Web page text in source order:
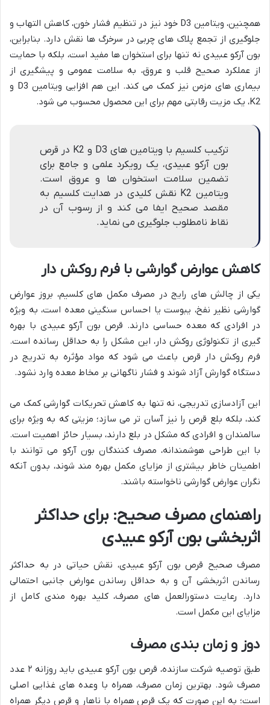
همچنین، ویتامین D3 خود نیز در تنظیم فشار خون، کاهش التهاب و
جلوگیری از تجمع پلاک های چربی در سرخرگ ها نقش دارد. بنابراین،
بون آرکو عبیدی نه تنها برای استخوان ها مفید است، بلکه با حمایت
از عملکرد صحیح قلب و عروق، به سلامت عمومی و پیشگیری از
بیماری های مزمن نیز کمک می کند. این هم افزایی ویتامین D3 و
K2، یک مزیت رقابتی مهم برای این محصول محسوب می شود.
ترکیب کلسیم با ویتامین های D3 و K2 در قرص
بون آرکو عبیدی، یک رویکرد علمی و جامع برای
تضمین سلامت استخوان ها و عروق است.
ویتامین K2 نقش کلیدی در هدایت کلسیم به
مقصد صحیح ایفا می کند و از رسوب آن در
نقاط نامطلوب جلوگیری می نماید.
کاهش عوارض گوارشی با فرم روکش دار
یکی از چالش های رایج در مصرف مکمل های کلسیم، بروز عوارض
گوارشی نظیر نفخ، یبوست یا احساس سنگینی معده است، به ویژه
در افرادی که معده حساسی دارند. قرص بون آرکو عبیدی با بهره
گیری از تکنولوژی روکش دار، این مشکل را به حداقل رسانده است.
فرم روکش دار قرص باعث می شود که مواد مؤثره به تدریج در
دستگاه گوارش آزاد شوند و فشار ناگهانی بر مخاط معده وارد نشود.
این آزادسازی تدریجی، نه تنها به کاهش تحریکات گوارشی کمک می
کند، بلکه بلع قرص را نیز آسان تر می سازد؛ مزیتی که به ویژه برای
سالمندان و افرادی که مشکل در بلع دارند، بسیار حائز اهمیت است.
با این طراحی هوشمندانه، مصرف کنندگان بون آرکو می توانند با
اطمینان خاطر بیشتری از مزایای مکمل بهره مند شوند، بدون آنکه
نگران عوارض گوارشی ناخواسته باشند.
راهنمای مصرف صحیح: برای حداکثر
اثربخشی بون آرکو عبیدی
مصرف صحیح قرص بون آرکو عبیدی، نقش حیاتی در به حداکثر
رساندن اثربخشی آن و به حداقل رساندن عوارض جانبی احتمالی
دارد. رعایت دستورالعمل های مصرف، کلید بهره مندی کامل از
مزایای این مکمل است.
دوز و زمان بندی مصرف
طبق توصیه شرکت سازنده، قرص بون آرکو عبیدی باید روزانه ۲ عدد
مصرف شود. بهترین زمان مصرف، همراه با وعده های غذایی اصلی
است؛ به این صورت که یک قرص همراه با ناهار و قرص دیگر همراه